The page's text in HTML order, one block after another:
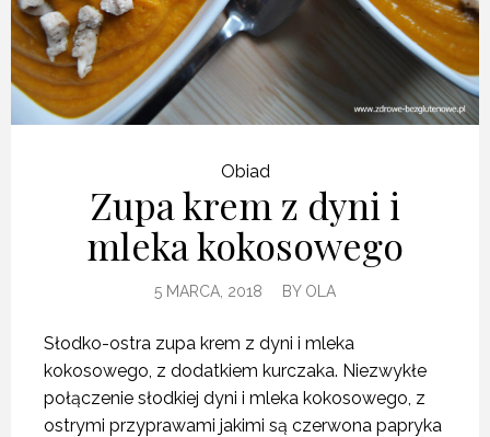
Obiad
Zupa krem z dyni i
mleka kokosowego
5 MARCA, 2018 BY OLA
Słodko-ostra zupa krem z dyni i mleka
kokosowego, z dodatkiem kurczaka. Niezwykłe
połączenie słodkiej dyni i mleka kokosowego, z
ostrymi przyprawami jakimi są czerwona papryka